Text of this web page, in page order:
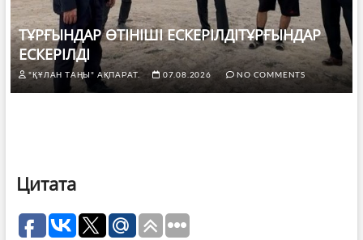
ТҰРҒЫНДАР ӨТІНІШІ ЕСКЕРІЛДІТҰРҒЫНДАР
ЕСКЕРІЛДІ
"ҚҰЛАН ТАҢЫ" АҚПАРАТ. 07.08.2026 NO COMMENTS
Цитата